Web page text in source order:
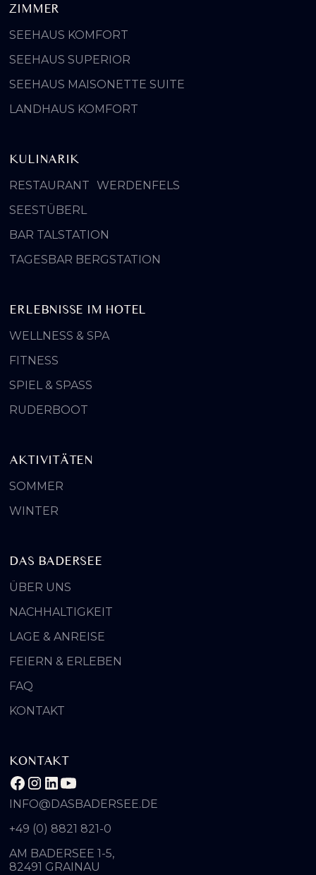
ZIMMER
SEEHAUS KOMFORT
SEEHAUS SUPERIOR
SEEHAUS MAISONETTE SUITE
LANDHAUS KOMFORT
KULINARIK
RESTAURANT WERDENFELS
SEESTÜBERL
BAR TALSTATION
TAGESBAR BERGSTATION
ERLEBNISSE IM HOTEL
WELLNESS & SPA
FITNESS
SPIEL & SPASS
RUDERBOOT
AKTIVITÄTEN
SOMMER
WINTER
DAS BADERSEE
ÜBER UNS
NACHHALTIGKEIT
LAGE & ANREISE
FEIERN & ERLEBEN
FAQ
KONTAKT
KONTAKT
INFO@DASBADERSEE.DE
+49 (0) 8821 821-0
AM BADERSEE 1-5,
82491 GRAINAU